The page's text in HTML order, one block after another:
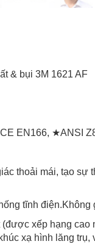
& bụi 3M 1621 AF
EN166, ★ANSI
thoải mái, tạo
tĩnh
xếp hạng
xạ hình lăng trụ,